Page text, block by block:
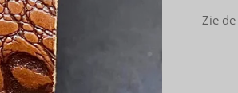
Zie